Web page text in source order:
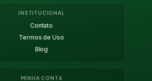
INSTITUCIONAL
Contato
Termos de Uso
Blog
MINHA CONTA